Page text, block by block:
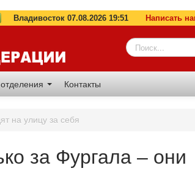
Владивосток 07.08.2026 19:51 Написать
Контакты
на улицу за себя
за Фургала – они